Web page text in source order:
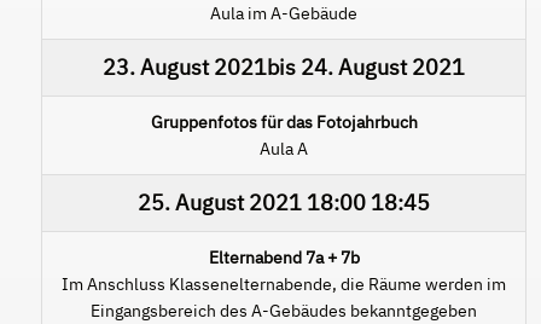
Aula im A-Gebäude
23. August 2021bis 24. August 2021
Gruppenfotos für das Fotojahrbuch
Aula A
25. August 2021 18:00 18:45
Elternabend 7a + 7b
Im Anschluss Klassenelternabende, die Räume werden im
Eingangsbereich des A-Gebäudes bekanntgegeben